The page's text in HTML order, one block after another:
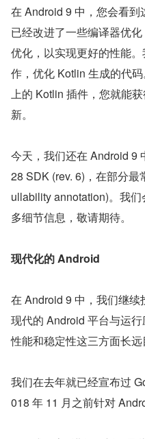
在 Android 9 中，您会看
已经改进了一些编译器优
优化，以实现更好的性能
作，优化 Kotlin 生成的代
上的 Kotlin 插件，您就能
新。
今天，我们还在 Android
28 SDK (rev. 6)，在部分
ullability annotation)。我
多细节信息，敬请期待。
现代化的 Android
在 Android 9 中，我们继
现代的 Android 平台与运行
性能和稳定性这三方面长远
我们在去年就已经宣布过
018 年 11 月之前针对